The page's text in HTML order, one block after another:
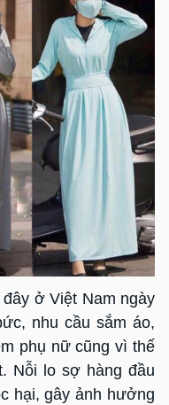
ở Việt Nam ngày
nhu cầu sắm áo,
phụ nữ cũng vì thế
Nỗi lo sợ hàng đầu
hại, gây ảnh hưởng